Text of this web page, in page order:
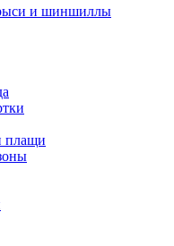
и шиншиллы
плащи